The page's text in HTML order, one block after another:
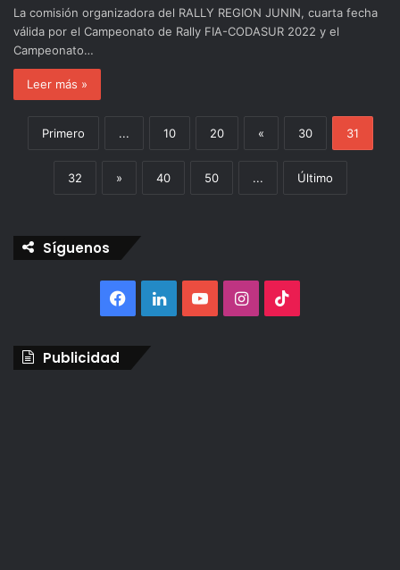
La comisión organizadora del RALLY REGION JUNIN, cuarta fecha
válida por el Campeonato de Rally FIA-CODASUR 2022 y el
Campeonato…
Leer más »
Primero ... 10 20 « 30 31
32 » 40 50 ... Último
Síguenos
Facebook
LinkedInYouTubeInstagram
Publicidad